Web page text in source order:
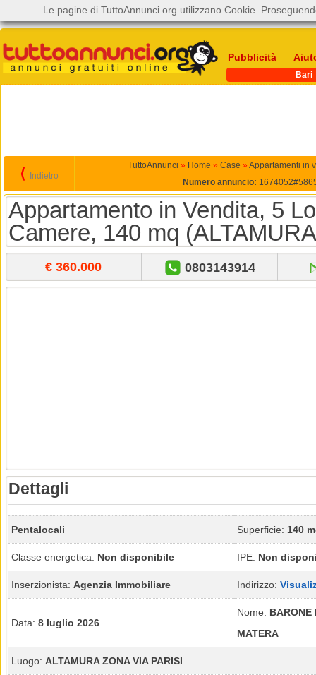
Pubblicità
Bari
⟨ Indietro
TuttoAnnunci » Home » Case » Appartamenti in
Numero annuncio:
Appartamento in Vendita, 5
Camere, 140 mq
€ 360.000 0803143914
Dettagli
Pentalocali Superficie: 140
Classe energetica: Non disponibile IPE: Non
Inserzionista: Agenzia Immobiliare Indirizzo:
Data: 8 luglio 2026
Nome: BARONE
MATERA
Luogo: ALTAMURA ZONA VIA PARISI
Le pagine di TuttoAnnunci.org utilizzano Cookie.